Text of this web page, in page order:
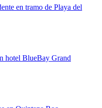
en tramo de Playa del
hotel BlueBay Grand